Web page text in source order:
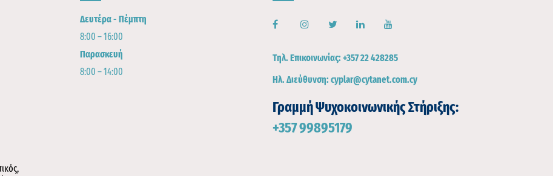
Δευτέρα - Πέμπτη
8:00 – 16:00
Παρασκευή
8:00 – 14:00
Τηλ. Επικοινωνίας: +357 22 428285
Ηλ. Διεύθυνση: cyplar@cytanet.com.cy
Γραμμή Ψυχοκοινωνικής Στήριξης:
+357 99895179